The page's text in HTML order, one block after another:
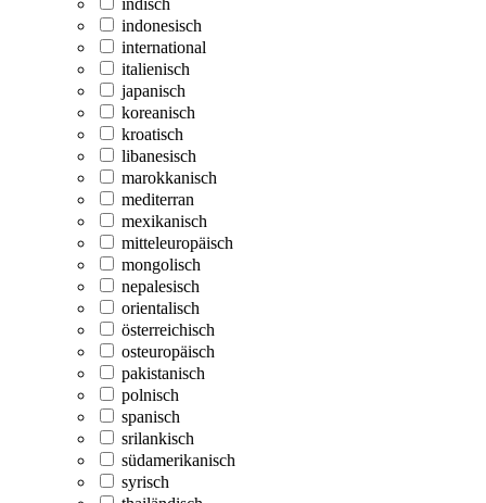
indonesisch
international
italienisch
japanisch
koreanisch
kroatisch
libanesisch
marokkanisch
mediterran
mexikanisch
mitteleuropäisch
mongolisch
nepalesisch
orientalisch
österreichisch
osteuropäisch
pakistanisch
polnisch
spanisch
srilankisch
südamerikanisch
syrisch